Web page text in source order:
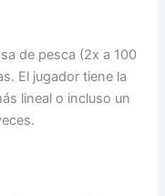
de pesca (2x a 100
El jugador tiene la
lineal o incluso un